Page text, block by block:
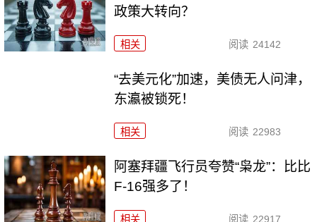
政策大转向？
相关 阅读 24142
“去美元化”加速，美债无人问津，
东瀛被锁死！
相关 阅读 22983
阿塞拜疆飞行员夸赞“枭龙”：比比
F-16强多了！
相关 阅读 22917